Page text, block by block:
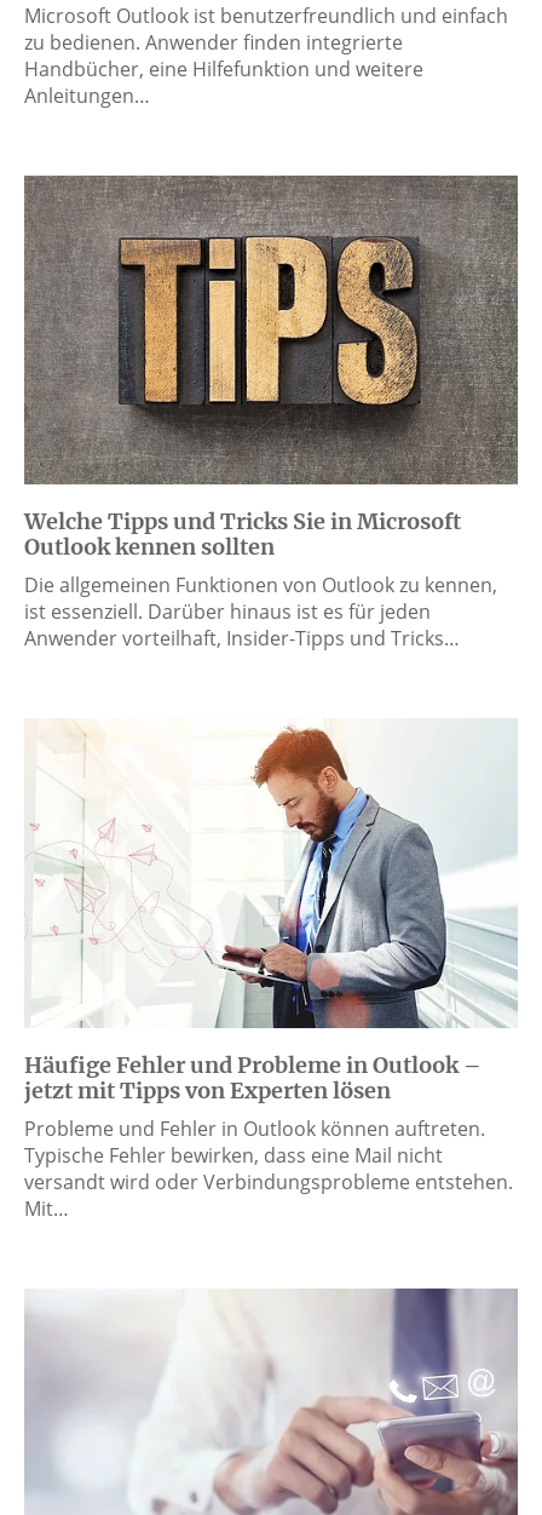
Microsoft Outlook ist benutzerfreundlich und einfach
zu bedienen. Anwender finden integrierte
Handbücher, eine Hilfefunktion und weitere
Anleitungen…
Welche Tipps und Tricks Sie in Microsoft
Outlook kennen sollten
Die allgemeinen Funktionen von Outlook zu kennen,
ist essenziell. Darüber hinaus ist es für jeden
Anwender vorteilhaft, Insider-Tipps und Tricks…
Häufige Fehler und Probleme in Outlook –
jetzt mit Tipps von Experten lösen
Probleme und Fehler in Outlook können auftreten.
Typische Fehler bewirken, dass eine Mail nicht
versandt wird oder Verbindungsprobleme entstehen.
Mit…